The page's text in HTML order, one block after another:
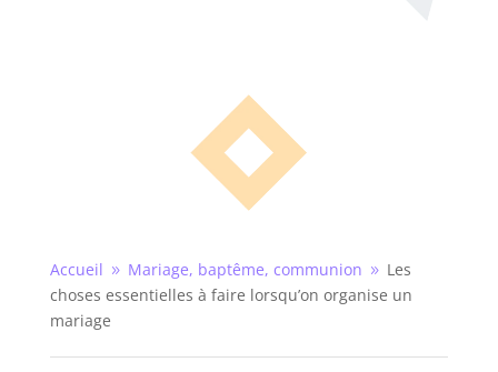
Accueil 9 Mariage, baptême, communion 9 Les
choses essentielles à faire lorsqu’on organise un
mariage